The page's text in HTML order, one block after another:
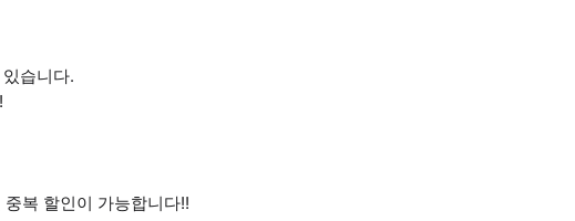
습니다.
복 할인이 가능합니다!!